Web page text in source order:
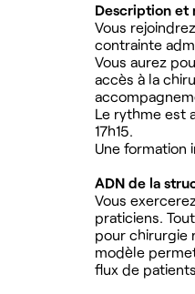
Description et
Vous
contrainte
Vous aurez
accès à la
Le rythme est
17h15.
Une formation
ADN de la
Vous
praticiens.
pour chirurgie
modèle
flux de